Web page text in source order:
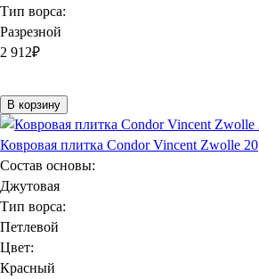
Тип ворса:
Разрезной
2 912₽
В корзину
Ковровая плитка Condor Vincent Zwolle 20
Состав основы:
Джутовая
Тип ворса:
Петлевой
Цвет:
Красный